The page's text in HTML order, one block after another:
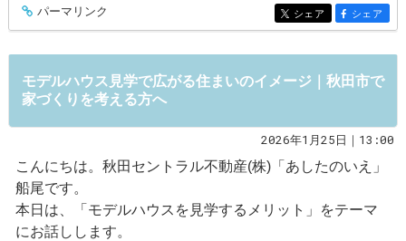
entry568
パーマリンク entry568
シェア entry568
シェア
モデルハウス見学で広がる住まいのイメージ｜秋田市で
家づくりを考える方へ
2026年1月25日｜13:00
こんにちは。秋田セントラル不動産(株)「あしたのいえ」
船尾です。
本日は、「モデルハウスを見学するメリット」をテーマ
にお話しします。